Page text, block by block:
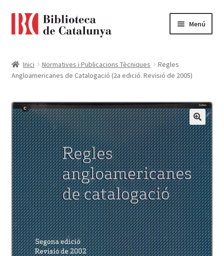
Menú
Accessibilitat
Cistella
El meu compte
Finalitzar compra
Novetats
Payment
Protecció de dades
Inici Normatives i Publicacions Tècniques
Regles
Angloamericanes de Catalogació (2a edició. Revisió de 2005)